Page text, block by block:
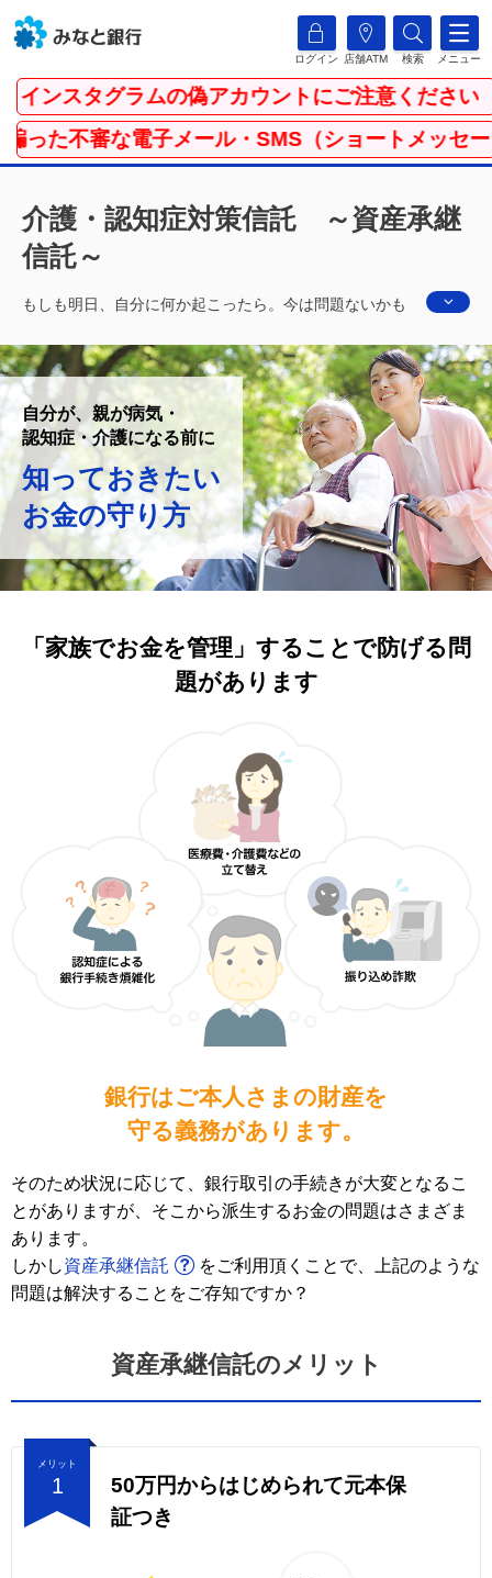
ログイン 店舗ATM 検索 メニュー
スタグラムの偽アカウントにご注意ください
な電子メール・SMS（ショートメッセージサー
介護・認知症対策信託 ～資産承継
信託～
もしも明日、自分に何か起こったら。今は問題ないかも
元気なうちに自分のことは自分で決めたい、そんなご要
望にお応えできるのが資産承継信託「マイトラスト」
「ハートトラスト」です。将来自分に起こりうるリスク
に備え、ご自身のお金の使い道をいま、考えてみません
か？
自分が、親が病気・
認知症・介護になる前に
知っておきたい
お金の守り方
「家族でお金を管理」することで防げる問
題があります
銀行はご本人さまの財産を
守る義務があります。
そのため状況に応じて、銀行取引の手続きが大変となるこ
とがありますが、そこから派生するお金の問題はさまざま
あります。
しかし資産承継信託
をご利用頂くことで、上記のような
問題は解決することをご存知ですか？
資産承継信託のメリット
メリット
1
50万円からはじめられて元本保
証つき